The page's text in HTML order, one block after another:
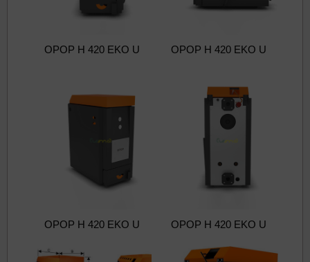
OPOP H 420 EKO U OPOP H 420 EKO U
OPOP H 420 EKO U OPOP H 420 EKO U